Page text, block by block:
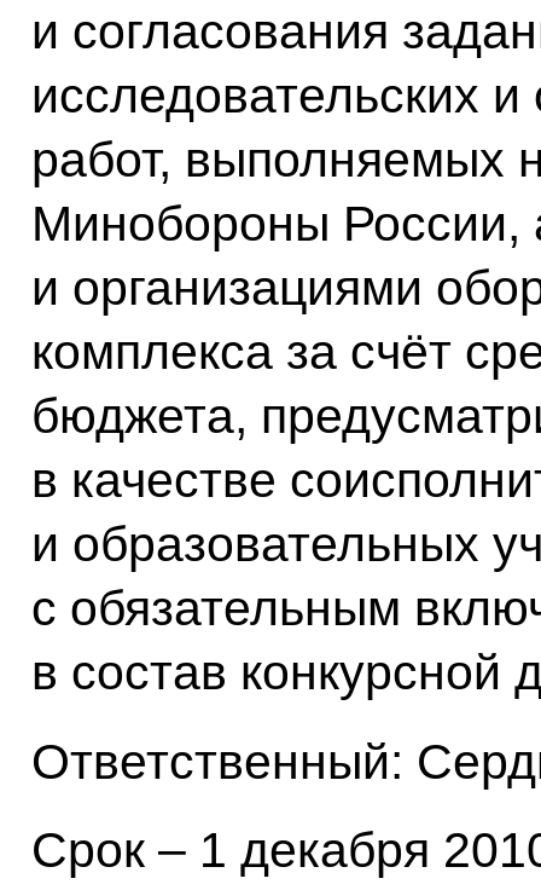
и согласования
исследовательских и
работ, выполняемых
Минобороны России,
и организациями
комплекса за счёт
бюджета,
в качестве
и образовательных
с обязательным
в состав конкурсной
Ответственный:
Срок – 1 декабря